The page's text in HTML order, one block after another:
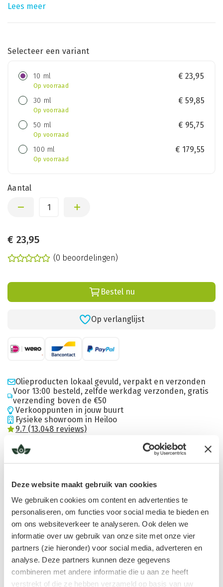
Deze website maakt gebruik van cookies
We gebruiken cookies om content en advertenties te
personaliseren, om functies voor social media te bieden en
om ons websiteverkeer te analyseren. Ook delen we
informatie over uw gebruik van onze site met onze vier
partners (zie hieronder) voor social media, adverteren en
analyse. Deze partners kunnen deze gegevens
combineren met andere informatie die u aan ze heeft
verstrekt of die ze hebben verzameld op basis van uw
Lees meer
Selecteer een variant
10 ml
Op voorraad
€ 23,95
30 ml
Op voorraad
€ 59,85
50 ml
Op voorraad
€ 95,75
100 ml
Op voorraad
€ 179,55
Aantal
€ 23,95
(0 beoordelingen)
Bestel nu
Op verlanglijst
Olieproducten lokaal gevuld, verpakt en verzonden
Voor 13:00 besteld, zelfde werkdag verzonden, gratis
verzending boven de €50
Verkooppunten in jouw buurt
Fysieke showroom in Heiloo
9.7 (13.048 reviews)
Activeer je energie en bescherm je ruimte met Bijvoet etherische
olie. Jij verspreidt de frisse, kruidige en licht bitter-zoete geur van
Artemisia vulgarisen voelt direct helderheid en focus.
Jij reinigt oude energieën en doorbreekt vastzittende patronen in je
omgeving. Tijdens meditatie, rituelen of momenten van reflectie
helpt Bijvoet je om bewust los te laten en je geest te verhelderen.